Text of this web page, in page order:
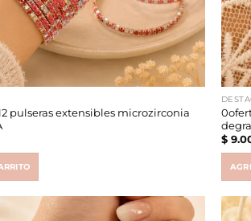
pulseras extensibles microzirconia
$